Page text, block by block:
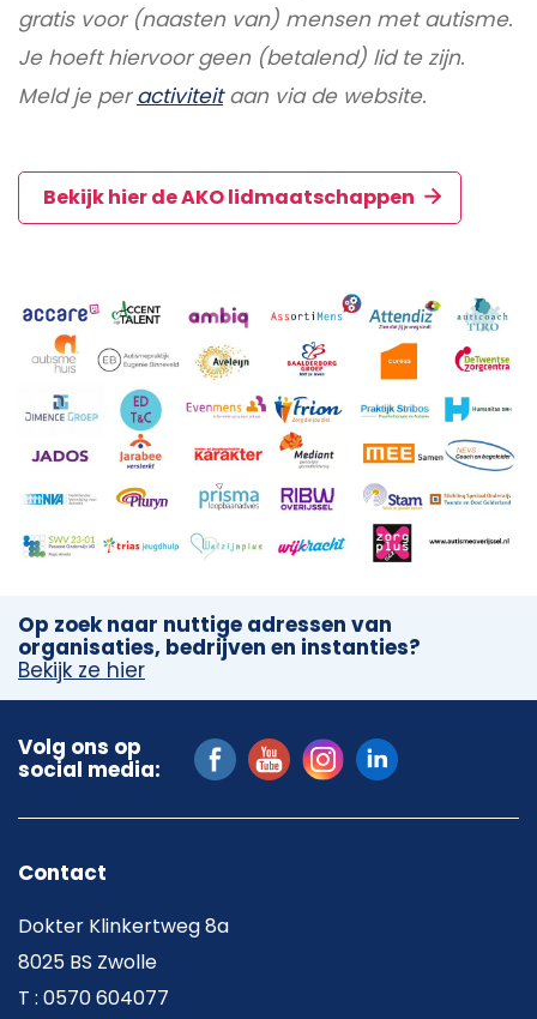
gratis voor (naasten van) mensen met autisme.
Je hoeft hiervoor geen (betalend) lid te zijn.
Meld je peractiviteitaan via de website.
Bekijk hier de AKO lidmaatschappen
Op zoek naar nuttige adressen van
organisaties, bedrijven en instanties?
Bekijk ze hier
Volg ons op
social media:
Contact
Dokter Klinkertweg 8a
8025 BS Zwolle
T : 0570 604077